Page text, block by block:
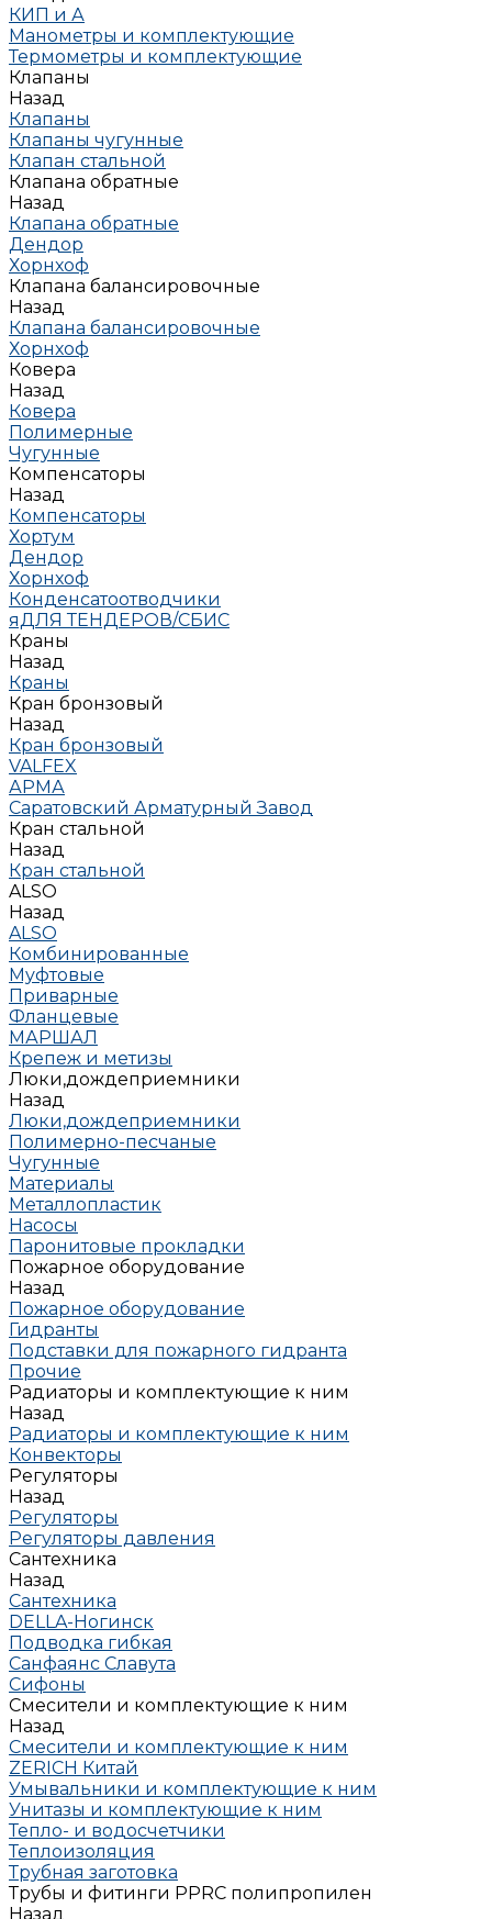
КИП и А
Манометры и комплектующие
Термометры и комплектующие
Клапаны
Назад
Клапаны
Клапаны чугунные
Клапан стальной
Клапана обратные
Назад
Клапана обратные
Дендор
Хорнхоф
Клапана балансировочные
Назад
Клапана балансировочные
Хорнхоф
Ковера
Назад
Ковера
Полимерные
Чугунные
Компенсаторы
Назад
Компенсаторы
Хортум
Дендор
Хорнхоф
Конденсатоотводчики
яДЛЯ ТЕНДЕРОВ/СБИС
Краны
Назад
Краны
Кран бронзовый
Назад
Кран бронзовый
VALFEX
АРМА
Саратовский Арматурный Завод
Кран стальной
Назад
Кран стальной
ALSO
Назад
ALSO
Комбинированные
Муфтовые
Приварные
Фланцевые
МАРШАЛ
Крепеж и метизы
Люки,дождеприемники
Назад
Люки,дождеприемники
Полимерно-песчаные
Чугунные
Материалы
Металлопластик
Насосы
Паронитовые прокладки
Пожарное оборудование
Назад
Пожарное оборудование
Гидранты
Подставки для пожарного гидранта
Прочие
Радиаторы и комплектующие к ним
Назад
Радиаторы и комплектующие к ним
Конвекторы
Регуляторы
Назад
Регуляторы
Регуляторы давления
Сантехника
Назад
Сантехника
DELLA-Ногинск
Подводка гибкая
Санфаянс Славута
Сифоны
Смесители и комплектующие к ним
Назад
Смесители и комплектующие к ним
ZERICH Китай
Умывальники и комплектующие к ним
Унитазы и комплектующие к ним
Тепло- и водосчетчики
Теплоизоляция
Трубная заготовка
Трубы и фитинги PPRC полипропилен
Назад